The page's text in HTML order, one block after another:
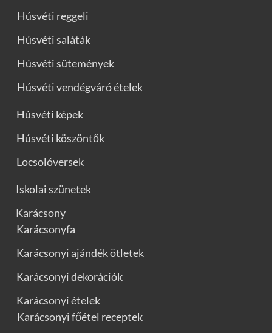
Húsvéti reggeli
Húsvéti saláták
Húsvéti sütemények
Húsvéti vendégváró ételek
Húsvéti képek
Húsvéti köszöntők
Locsolóversek
Iskolai szünetek
Karácsony
Karácsonyfa
Karácsonyi ajándék ötletek
Karácsonyi dekorációk
Karácsonyi ételek
Karácsonyi főétel receptek